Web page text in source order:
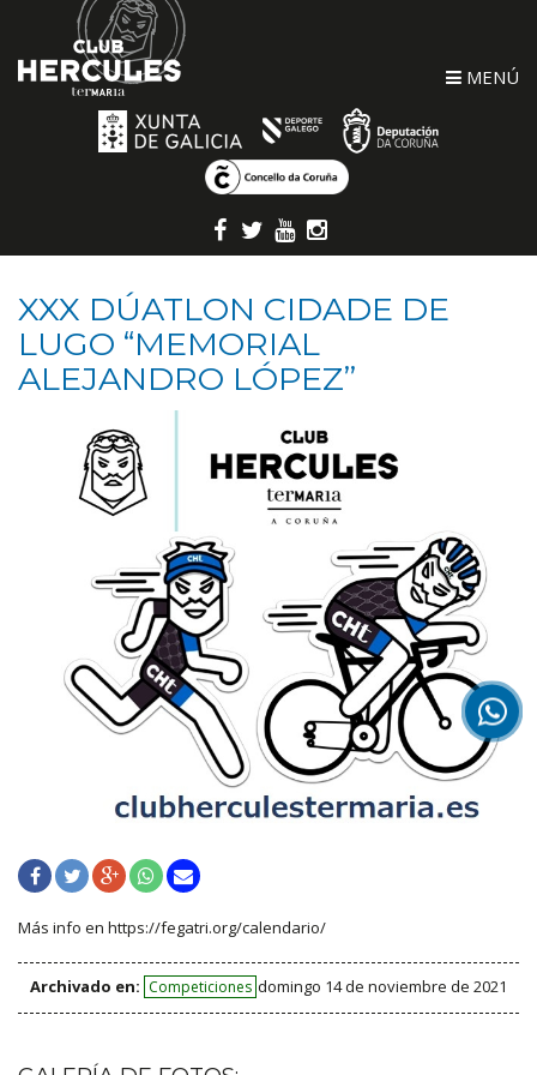
MENÚ
XXX DÚATLON CIDADE DE
LUGO “MEMORIAL
ALEJANDRO LÓPEZ”
Más info en https://fegatri.org/calendario/
Archivado en: Competiciones domingo 14 de noviembre de 2021